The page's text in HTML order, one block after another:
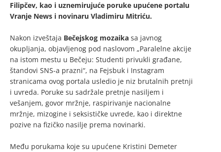
Filipčev, kao i uznemirujuće poruke upućene portalu
Vranje News i novinaru Vladimiru Mitriću.
Nakon izveštaja Bečejskog mozaika sa javnog
okupljanja, objavljenog pod naslovom „Paralelne akcije
na istom mestu u Bečeju: Studenti privukli građane,
štandovi SNS-a prazni“, na Fejsbuk i Instagram
stranicama ovog portala usledio je niz brutalnih pretnji
i uvreda. Poruke su sadržale pretnje nasiljem i
vešanjem, govor mržnje, raspirivanje nacionalne
mržnje, mizogine i seksističke uvrede, kao i direktne
pozive na fizičko nasilje prema novinarki.
Među porukama koje su upućene Kristini Demeter